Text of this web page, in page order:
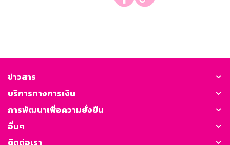
ข่าวสาร
บริการทางการเงิน
การพัฒนาเพื่อความยั่งยืน
อื่นๆ